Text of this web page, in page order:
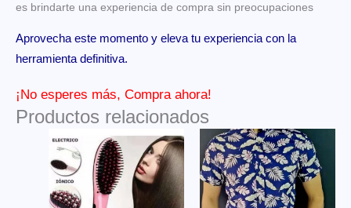
es brindarte una experiencia de compra sin preocupaciones
Aprovecha este momento y eleva tu experiencia con la
herramienta definitiva.
¡No esperes más, Compra ahora!
Productos relacionados